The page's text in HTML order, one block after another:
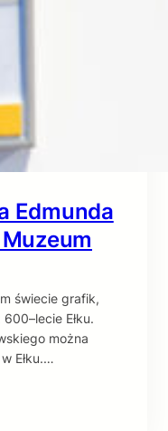
Edmunda
świecie grafik,
Ełku.
można
Ełku.…